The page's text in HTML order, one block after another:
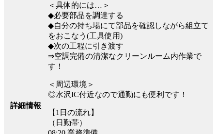
詳細情報
＜具体的には…＞
◆必要部品を調達する
◆自分の持ち場にて部品を確認しながら組立て
をおこなう(工具使用)
◆次の工程に引き渡す
⇒空調完備の清潔なクリーンルーム内作業で
す！
＜周辺環境＞
◎水沢IC付近なので通勤にも便利です！
【1日の流れ】
（日勤帯）